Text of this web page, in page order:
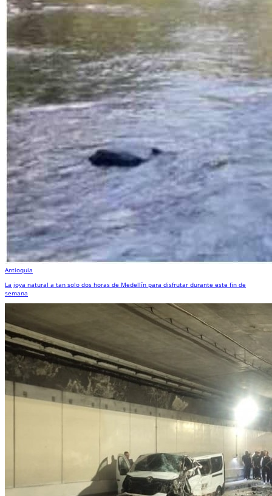
Antioquia
La joya natural a tan solo dos horas de Medellín para disfrutar durante este fin de
semana